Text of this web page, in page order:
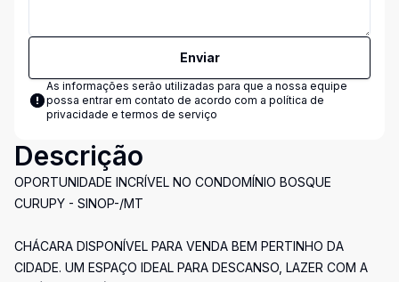
Enviar
As informações serão utilizadas para que a nossa equipe
possa entrar em contato de acordo com a política de
privacidade e termos de serviço
Descrição
OPORTUNIDADE INCRÍVEL NO CONDOMÍNIO BOSQUE
CURUPY - SINOP-/MT
CHÁCARA DISPONÍVEL PARA VENDA BEM PERTINHO DA
CIDADE. UM ESPAÇO IDEAL PARA DESCANSO, LAZER COM A